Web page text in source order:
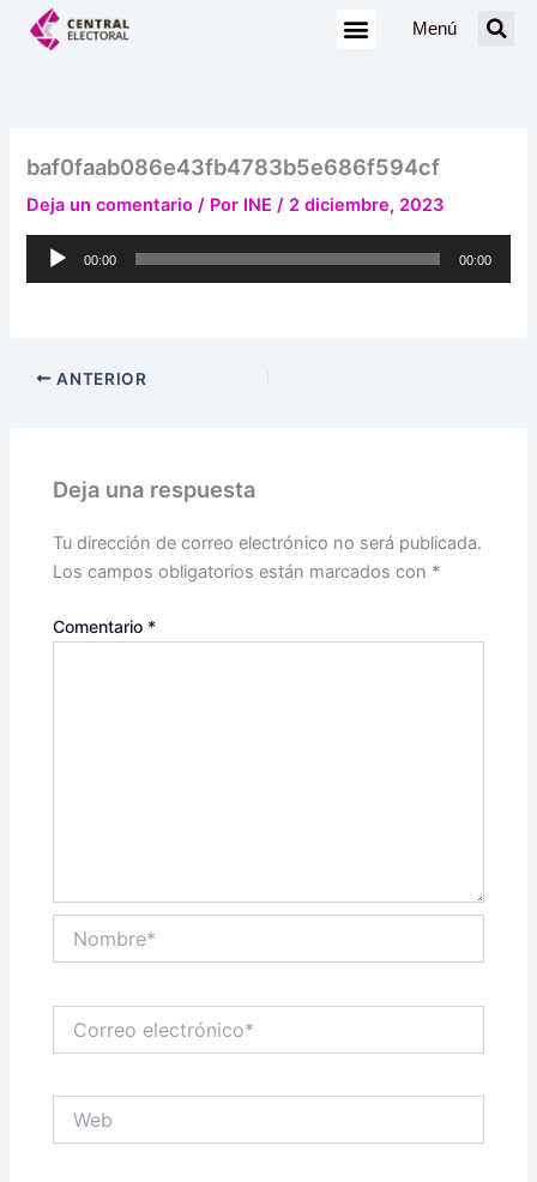
Menú
baf0faab086e43fb4783b5e686f594cf
Deja un comentario / Por INE/ 2 diciembre, 2023
Reproductor
00:00 00:00
ANTERIOR
Deja una respuesta
Tu dirección de correo electrónico no será publicada.
Los campos obligatorios están marcados con *
Comentario *
electrónico*